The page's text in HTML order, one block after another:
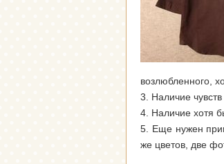
возлюбленного,
3. Наличие
4. Наличие хотя
5. Еще нужен
же цветов, две